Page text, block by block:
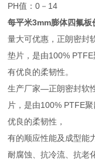
PH值：0－14
每平米3mm膨体四氟板
量大可优惠，正朗密封
垫片，是由100%
有优良的柔韧性。
生产厂家—正朗密封软
片，是由100% PTFE
优良的柔韧性，
有的顺应性能及成型能
耐腐蚀、抗冷流、抗老